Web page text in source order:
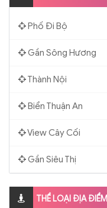
Phố Đi Bộ
Gần Sông Hương
Thành Nội
Biển Thuận An
View Cây Cối
Gần Siêu Thị
THỂ LOẠI ĐỊA ĐIỂM